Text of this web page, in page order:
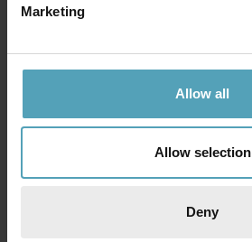
Marketing
Allow all
Allow selection
Deny